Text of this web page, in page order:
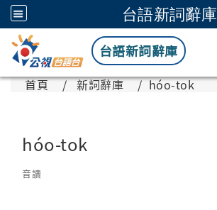
台語新詞辭庫
台語新詞辭庫
首頁 新詞辭庫 hóo-tok
hóo-tok
音讀